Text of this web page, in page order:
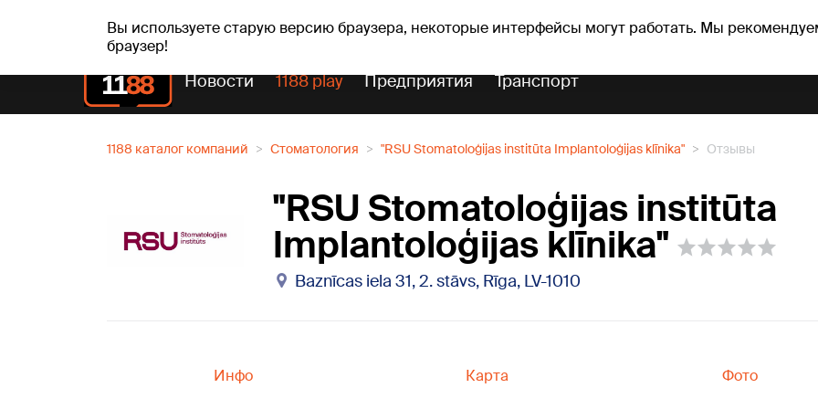
Вы используете старую версию браузера, некоторые интерфейсы могут работать. Мы
браузер!
сб, 08.08.2026. +19°C Mudīte, Vladislava, Vladislavs Прогноз погоды Гороскопы
Новости 1188 play Предприятия Транспорт
1188 каталог компаний Стоматология "RSU Stomatoloģijas institūta Implantoloģijas klīnika" Отзывы
"RSU Stomatoloģijas institūta
Implantoloģijas klīnika"
Baznīcas iela 31, 2. stāvs, Rīga, LV-1010
Инфо Карта Фото